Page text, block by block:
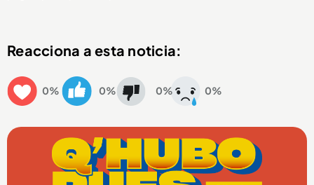
Reacciona a esta noticia:
0% 0% 0% 0%